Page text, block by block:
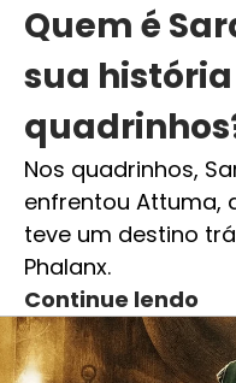
Quem é
sua
Nos quadrinhos,
enfrentou Attuma,
teve um destino
Phalanx.
Continue lendo